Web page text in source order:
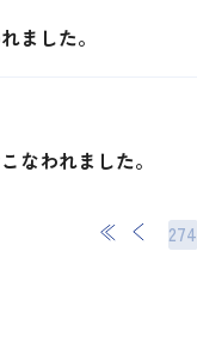
ました。
なわれました。
274